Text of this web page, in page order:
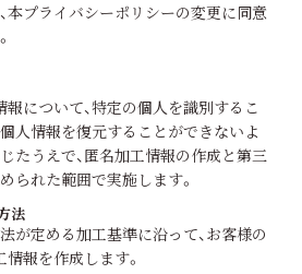
本プライバシーポリシーの変更に同意
報について、特定の個人を識別するこ
人情報を復元することができないよ
たうえで、匿名加工情報の作成と第三
られた範囲で実施します。
法
が定める加工基準に沿って、お客様の
報を作成します。